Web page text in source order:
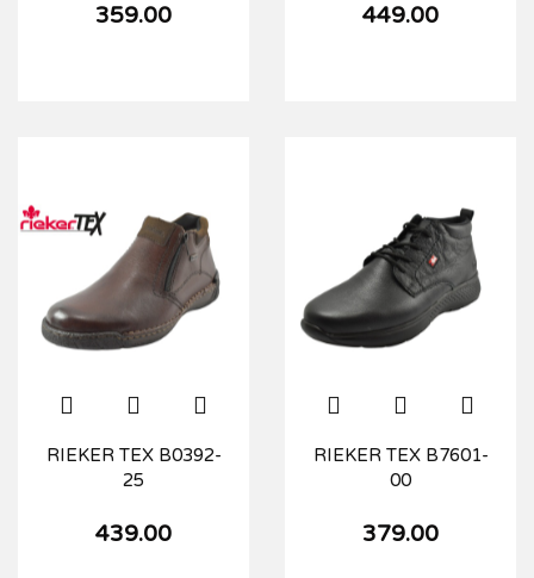
359.00 449.00
RIEKER TEX B0392-
25
439.00
RIEKER TEX B7601-
00
379.00